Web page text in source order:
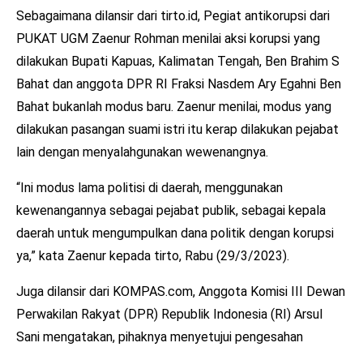
Sebagaimana dilansir dari tirto.id, Pegiat antikorupsi dari
PUKAT UGM Zaenur Rohman menilai aksi korupsi yang
dilakukan Bupati Kapuas, Kalimatan Tengah, Ben Brahim S
Bahat dan anggota DPR RI Fraksi Nasdem Ary Egahni Ben
Bahat bukanlah modus baru. Zaenur menilai, modus yang
dilakukan pasangan suami istri itu kerap dilakukan pejabat
lain dengan menyalahgunakan wewenangnya.
“Ini modus lama politisi di daerah, menggunakan
kewenangannya sebagai pejabat publik, sebagai kepala
daerah untuk mengumpulkan dana politik dengan korupsi
ya,” kata Zaenur kepada tirto, Rabu (29/3/2023).
Juga dilansir dari KOMPAS.com, Anggota Komisi III Dewan
Perwakilan Rakyat (DPR) Republik Indonesia (RI) Arsul
Sani mengatakan, pihaknya menyetujui pengesahan